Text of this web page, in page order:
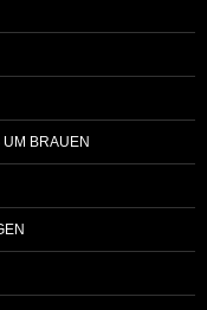
BRAUEN